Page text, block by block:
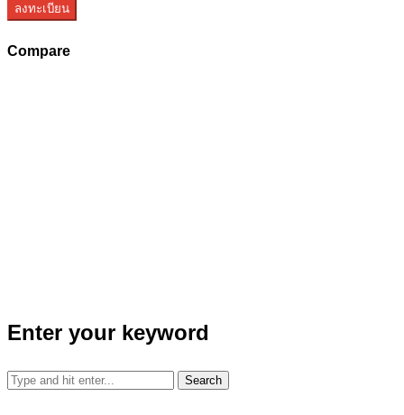
ลงทะเบียน
Compare
Enter your keyword
Search